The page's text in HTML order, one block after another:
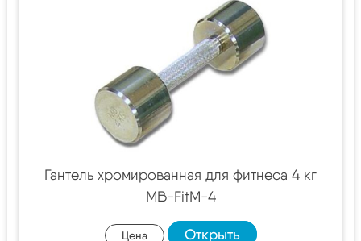
Гантель хромированная для фитнеса 4 кг
MB-FitM-4
Цена Открыть